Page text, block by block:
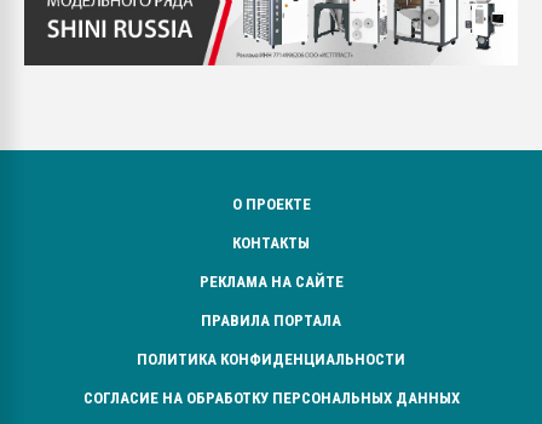
О ПРОЕКТЕ
КОНТАКТЫ
РЕКЛАМА НА САЙТЕ
ПРАВИЛА ПОРТАЛА
ПОЛИТИКА КОНФИДЕНЦИАЛЬНОСТИ
СОГЛАСИЕ НА ОБРАБОТКУ ПЕРСОНАЛЬНЫХ ДАННЫХ